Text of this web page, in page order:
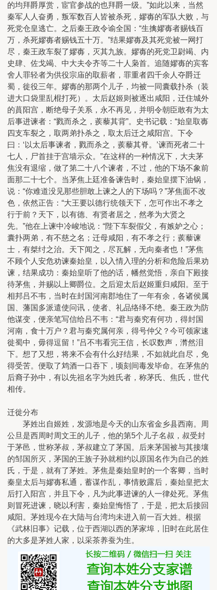
的均拜爵厚赏，宦官参战的也拜爵一级。”如此以来，当然
秦军人人奋勇，叛军数百人皆被杀死，嫪毐的军队大败，与
死党仓皇逃亡。之后秦王政令谕全国：“生擒嫪毐者赐钱百
万，杀死嫪毐者赐钱五十万。”结果嫪毐及其死党被一网打
尽，秦王政车裂了嫪毐，灭其九族。嫪毐的死党卫尉竭、内
史肆、佐戈竭、中大夫令齐等二十人枭首。追随嫪毐的宾客
舍人罪轻者为供役宗庙的取薪者，罪重者四千余人夺爵迁
蜀，徙役三年。嫪毐的那两个儿子，均被一同囊载扑杀（装
进大口袋里乱棍打死）。太后赵姬则被逐出咸阳，迁住城外
的蒷阳宫，断绝母子关系，永不再见，并明令朝臣敢有为太
后事进谏者：“戮而杀之，蒺藜其背”。史书记载：“始皇取毐
四支车裂之，取两弟扑杀之，取太后迁之咸阳宫。下令
曰：‘以太后事谏者，戮而杀之，蒺藜其脊。’谏而死者二十
七人，尸首挂于宫墙示众。”在这样的一种情况下，大夫茅
焦没有退缩，做了第二十八个谏者，不过，他的下场不象前
面那二十七个。当茅焦上廷准备谏告时，秦始皇摆下油锅，
说：“你难道没见那些胆敢上谏之人的下场吗？”茅焦面不改
色，依然正告：“大王要以德行统领天下，怎可作出不孝之
行于前？天下，以有德、有贤者居之，然孝为大贤之
先。”他在上谏中冷峻地说：“陛下车裂假父，有嫉妒之心；
囊扑两弟，有不慈之名；迁母咸阳，有不孝之行；蒺藜谏
士，有桀纣之治。天下闻之，尽瓦解，无向秦者也！”茅焦
不顾个人安危劝谏秦始皇，以入情入理的分析和危险后果劝
谏，结果成功：秦始皇听了他的话，幡然觉悟，亲自下殿接
待茅焦，并赐以上卿爵位。之后迎太后赵姬重归咸阳。至于
相邦吕不韦，当时在封国河南郡地住了一年有余，各诸侯属
国、藩国多派遣使问讯，使者、礼品络绎不绝。秦王政为防
他谋变，便亲笔写信给吕不韦：“君与秦究有何功，得封国
河南，食十万户？君与秦究属何亲，得号仲父？今可领家速
徙蜀中，毋得逗留！”吕不韦看完王信，长叹数声，潸然泪
下。想了又想，将来不会有什么好结果，不如就此自尽，免
得受苦。便取了鸩酒一口吞下，顷刻间毒发毕命。在茅焦的
后裔子孙中，有以先祖名字为姓氏者，称茅氏、焦氏，世代
相传。
迁徙分布
茅姓出自姬姓，发源地是今天的山东省金乡县西南。周
公旦是西周时周文王的儿子，他的第5个儿子名叔，叔受封
于茅邑，世称茅叔，茅叔建立了茅国。后来茅国被与其接壤
的邹国所灭，茅国的王族子孙就相约以原国名作为自己的姓
氏，于是，就有了茅姓。茅焦是秦始皇时的一个客卿，当时
秦皇太后与嫪毐私通，蓄谋作乱，事情败露后，秦始皇把太
后打入阳宫，并且下令，凡为此事进谏的人一律处死。茅焦
则冒死进谏，晓以利害，秦始皇悔悟了，于是，把太后接回
咸阳。茅姓现今在大陆与台湾均未进入前一百大姓。根据
《武林旧事》记载，位于西湖以西的茅家埠，旧时在此居住
的大多是茅姓人家，以采茶养蚕为生。